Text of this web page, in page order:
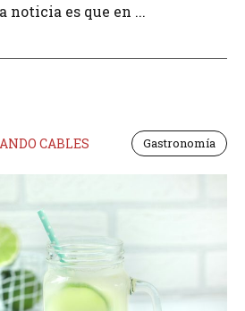
noticia es que en ...
CABLES Gastronomía